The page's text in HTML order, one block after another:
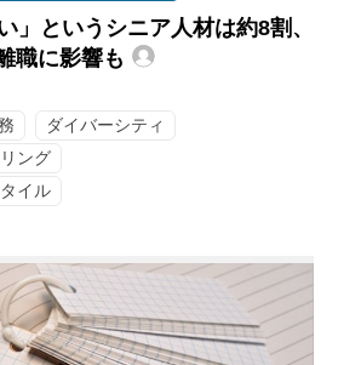
」というシニア人材は約8割、
職に影響も
ダイバーシティ
ング
イル